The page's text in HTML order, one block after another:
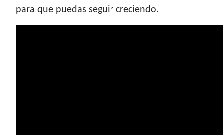
para que puedas seguir creciendo.